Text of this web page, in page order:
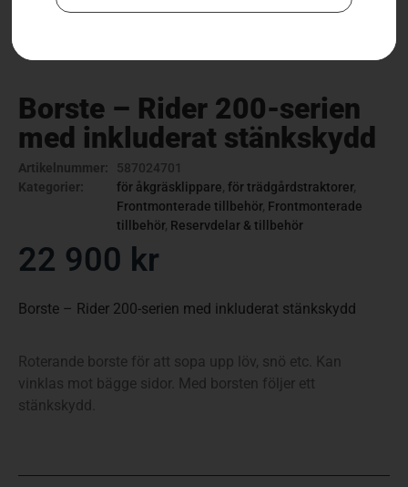
Borste – Rider 200-serien
med inkluderat stänkskydd
Artikelnummer:
587024701
Kategorier:
för åkgräsklippare, för trädgårdstraktorer,
Frontmonterade tillbehör, Frontmonterade
tillbehör, Reservdelar & tillbehör
22 900 kr
Borste – Rider 200-serien med inkluderat stänkskydd
Roterande borste för att sopa upp löv, snö etc. Kan
vinklas mot bägge sidor. Med borsten följer ett
stänkskydd.